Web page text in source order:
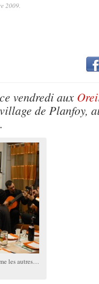
2009.
vendredi aux
de Planfoy,
les autres…